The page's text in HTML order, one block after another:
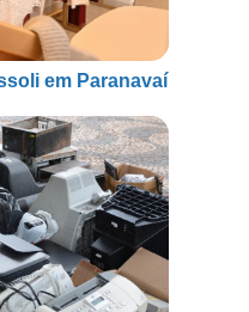
em Paranavaí